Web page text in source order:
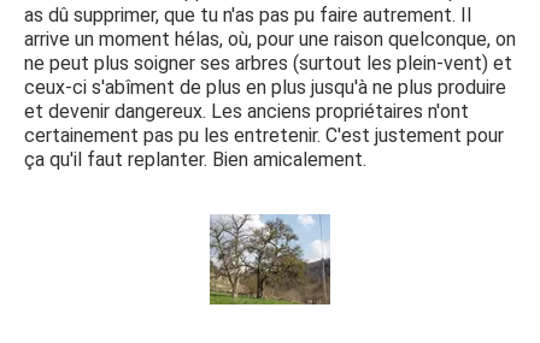
as dû supprimer, que tu n'as pas pu faire autrement. Il
arrive un moment hélas, où, pour une raison quelconque, on
ne peut plus soigner ses arbres (surtout les plein-vent) et
ceux-ci s'abîment de plus en plus jusqu'à ne plus produire
et devenir dangereux. Les anciens propriétaires n'ont
certainement pas pu les entretenir. C'est justement pour
ça qu'il faut replanter. Bien amicalement.